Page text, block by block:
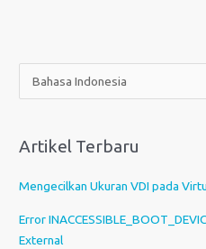
h
b
u
Artikel Terbaru
Mengecilkan Ukuran VDI pada
Error
External